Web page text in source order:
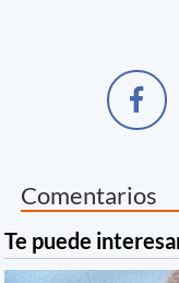
Comentarios